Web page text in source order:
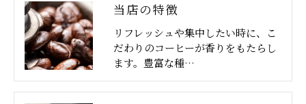
当店の特徴
リフレッシュや集中したい時に、こ
だわりのコーヒーが香りをもたらし
ます。豊富な種…